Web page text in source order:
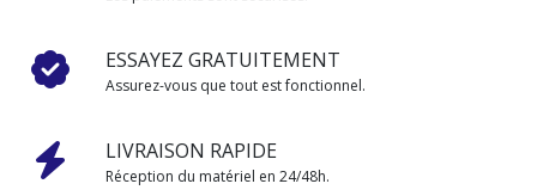
ESSAYEZ GRATUITEMENT
Assurez-vous que tout est fonctionnel.
LIVRAISON RAPIDE
Réception du matériel en 24/48h.